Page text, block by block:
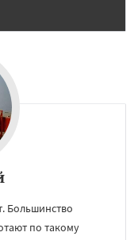
Большинство
по такому